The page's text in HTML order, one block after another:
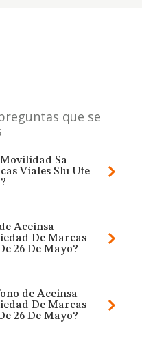
que se
Movilidad Sa
Viales Slu Ute
Aceinsa
De Marcas
26 De Mayo?
de Aceinsa
De Marcas
26 De Mayo?